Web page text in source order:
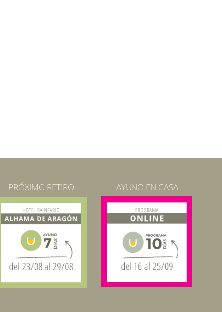
PRÓXIMO RETIRO AYUNO EN CASA